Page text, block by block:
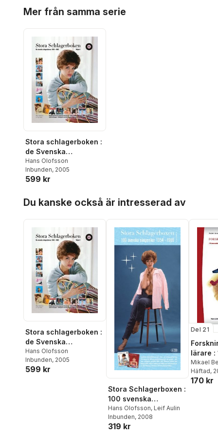
Mer från samma serie
Stora schlagerboken :
de Svenska
sångerskorna 1954-
1969 vol 1 A-L
Hans Olofsson
Inbunden, 2005
599 kr
Du kanske också är intresserad av
Stora schlagerboken :
de Svenska
sångerskorna 1954-
1969 vol 1 A-L
Hans Olofsson
Inbunden, 2005
599 kr
Stora Schlagerboxen :
100 svenska
sångerskor 1954-
1969. Vol. 2
Hans Olofsson, Leif Aulin
Inbunden, 2008
319 kr
Del 21
lärare :
studier
Mikael
Agneta
Jansson
Häftad,
170 kr